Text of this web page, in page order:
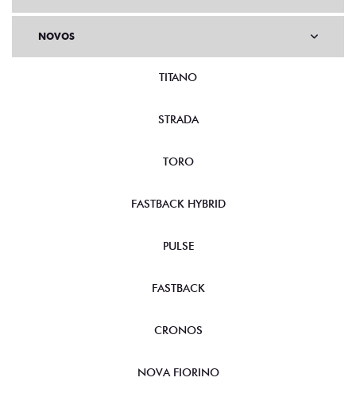
NOVOS
TITANO
STRADA
TORO
FASTBACK HYBRID
PULSE
FASTBACK
CRONOS
NOVA FIORINO